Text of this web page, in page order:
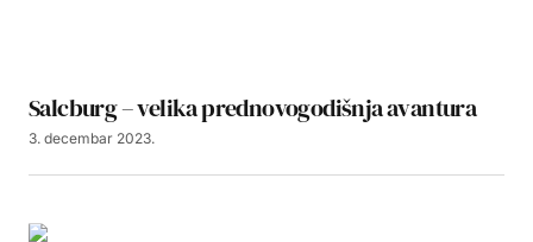
Salcburg – velika prednovogodišnja avantura
3. decembar 2023.